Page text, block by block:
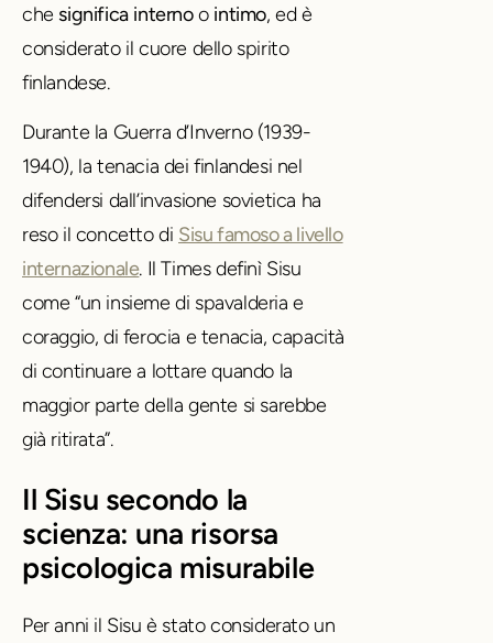
che significa internoo intimo, ed è
considerato il cuore dello spirito
finlandese.
Durante la Guerra d’Inverno (1939-
1940), la tenacia dei finlandesi nel
difendersi dall’invasione sovietica ha
reso il concetto di Sisu famoso a livello
internazionale. Il Times definì Sisu
come “un insieme di spavalderia e
coraggio, di ferocia e tenacia, capacità
di continuare a lottare quando la
maggior parte della gente si sarebbe
già ritirata”.
Il Sisu secondo la
scienza: una risorsa
psicologica misurabile
Per anni il Sisu è stato considerato un